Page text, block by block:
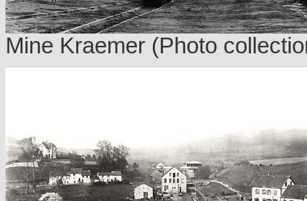
Mine Kraemer (Photo